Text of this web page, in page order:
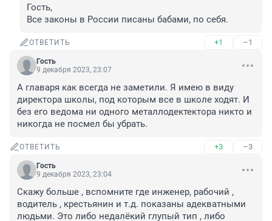
Гость,
Все законы в России писаны бабами, по себя.
ОТВЕТИТЬ +1 –1
Гость
9 декабря 2023, 23:07
А главаря как всегда не заметили. Я имею в виду
директора школы, под которым все в школе ходят. И
без его ведома ни одного металлодектектора никто и
никогда не посмел бы убрать.
ОТВЕТИТЬ +3 –3
Гость
9 декабря 2023, 23:04
Скажу больше , вспомните где инженер, рабочий ,
водитель , крестьянин и т.д. показаны адекватными
людьми. Это либо недалёкий глупый тип , либо